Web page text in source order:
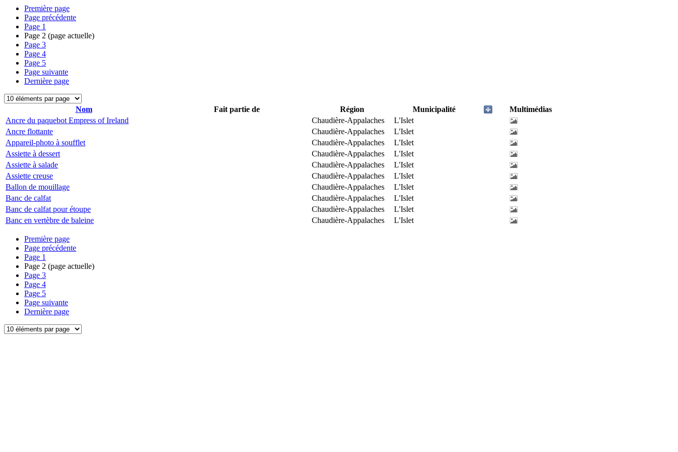
Première page
Page précédente
Page 1
Page 2 (page actuelle)
Page 3
Page 4
Page 5
Page suivante
Dernière page
Nom Fait partie de Région Municipalité
Multimédias
Ancre du paquebot Empress of Ireland
Chaudière-Appalaches
L'Islet
Ancre flottante
Chaudière-Appalaches
L'Islet
Appareil-photo à soufflet
Chaudière-Appalaches
L'Islet
Assiette à dessert
Chaudière-Appalaches
L'Islet
Assiette à salade
Chaudière-Appalaches
L'Islet
Assiette creuse
Chaudière-Appalaches
L'Islet
Ballon de mouillage
Chaudière-Appalaches
L'Islet
Banc de calfat
Chaudière-Appalaches
L'Islet
Banc de calfat pour étoupe
Chaudière-Appalaches
L'Islet
Banc en vertèbre de baleine
Chaudière-Appalaches L'Islet
Première page
Page précédente
Page 1
Page 2 (page actuelle)
Page 3
Page 4
Page 5
Page suivante
Dernière page